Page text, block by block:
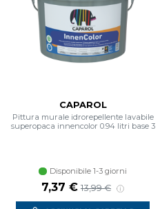
CAPAROL
Pittura murale idrorepellente lavabile
superopaca innencolor 0.94 litri base 3
Disponibile 1-3 giorni
7,37 € 13,99 €